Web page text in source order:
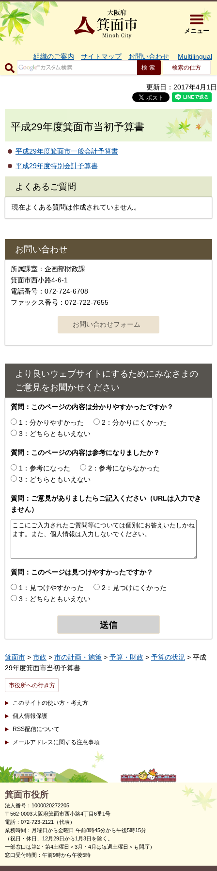
大阪府箕
メニュー
組織のご案内 サイトマップ お問い合わせ Multilingual
検索の仕方
更新日：2017年4月1日
平成29年度箕面市当初予算書
平成29年度箕面市一般会計予算書
平成29年度特別会計予算書
よくあるご質問
現在よくある質問は作成されていません。
お問い合わせ
所属課室：企画部財政課
箕面市西小路4-6-1
電話番号：072-724-6708
ファックス番号：072-722-7655
より良いウェブサイトにするためにみなさまの
ご意見をお聞かせください
質問：このページの内容は分かりやすかったですか？
1：分かりやすかった
2：分かりにくかった
3：どちらともいえない
質問：このページの内容は参考になりましたか？
1：参考になった
2：参考にならなかった
3：どちらともいえない
質問：ご意見がありましたらご記入ください（URLは入力でき
ません）
質問：このページは見つけやすかったですか？
1：見つけやすかった
2：見つけにくかった
3：どちらともいえない
箕面市 > 市政 > 市の計画・施策 > 予算・財政 > 予算の状況 > 平成
29年度箕面市当初予算書
市役所への行き方
このサイトの使い方・考え方
個人情報保護
RSS配信について
メールアドレスに関する注意事項
箕面市役所
法人番号：1000020272205
〒562-0003大阪府箕面市西小路4丁目6番1号
電話：072-723-2121（代表）
業務時間：月曜日から金曜日 午前8時45分から午後5時15分
（祝日・休日、12月29日から1月3日を除く。
一部窓口は第2・第4土曜日＜3月・4月は毎週土曜日＞も開庁）
窓口受付時間：午前9時から午後5時